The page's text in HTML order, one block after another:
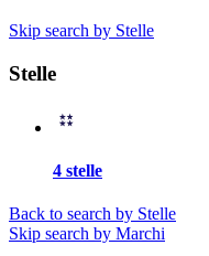
Skip search by Stelle
Stelle
4 stelle
Back to search by Stelle
Skip search by Marchi